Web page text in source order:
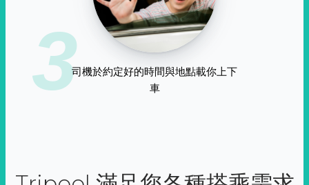
3司機於約定好的時間與地點載你上下
車